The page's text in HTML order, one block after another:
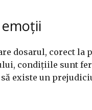
dosarul, corect la
condițiile sunt
existe un